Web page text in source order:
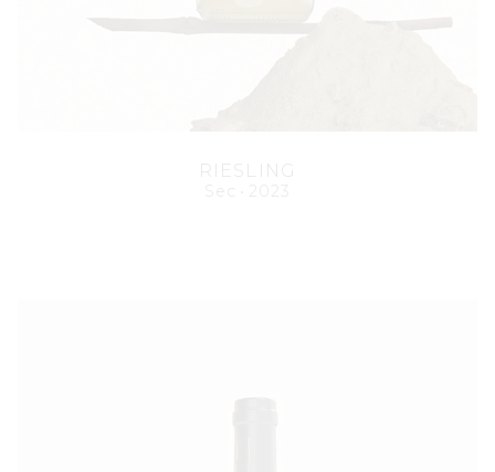
RIESLING
Sec 2023